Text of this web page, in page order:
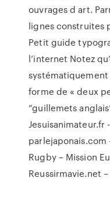
ouvrages d art.
lignes construites
Petit guide
l’internet Notez
forme de « deux
“guillemets
Jesuisanimateur.fr
parlejaponais.com
Rugby – Mission
Reussirmavie.net